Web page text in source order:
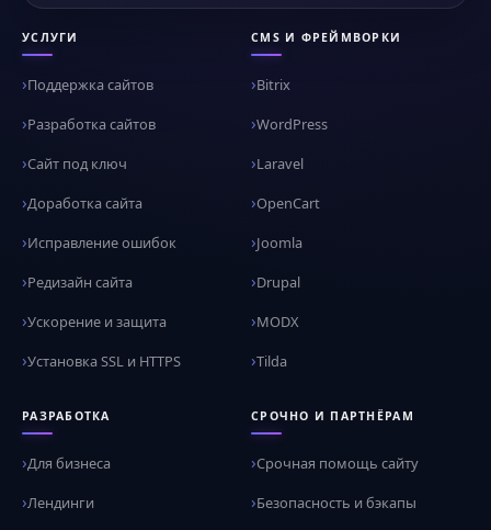
УСЛУГИ
Поддержка сайтов
Разработка сайтов
Сайт под ключ
Доработка сайта
Исправление ошибок
Редизайн сайта
Ускорение и защита
Установка SSL и HTTPS
CMS И ФРЕЙМВОРКИ
Bitrix
WordPress
Laravel
OpenCart
Joomla
Drupal
MODX
Tilda
РАЗРАБОТКА
Для бизнеса
Лендинги
СРОЧНО И ПАРТНЁРАМ
Срочная помощь сайту
Безопасность и бэкапы